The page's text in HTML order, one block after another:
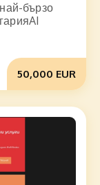
бързо
50,000 EUR